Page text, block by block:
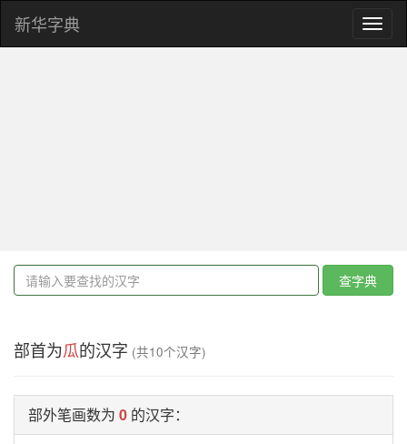
新华字典
查字典
部首为瓜的汉字 (共10个汉字)
部外笔画数为 0 的汉字：